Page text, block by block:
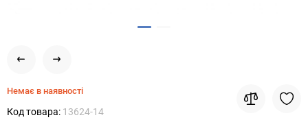
Немає в наявності
Код товара: 13624-14